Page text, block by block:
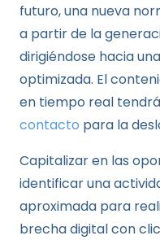
futuro, una nueva
a partir de la
dirigiéndose hacia
optimizada. El
en tiempo real
contacto para la
Capitalizar en las
identificar una
aproximada para
brecha digital con